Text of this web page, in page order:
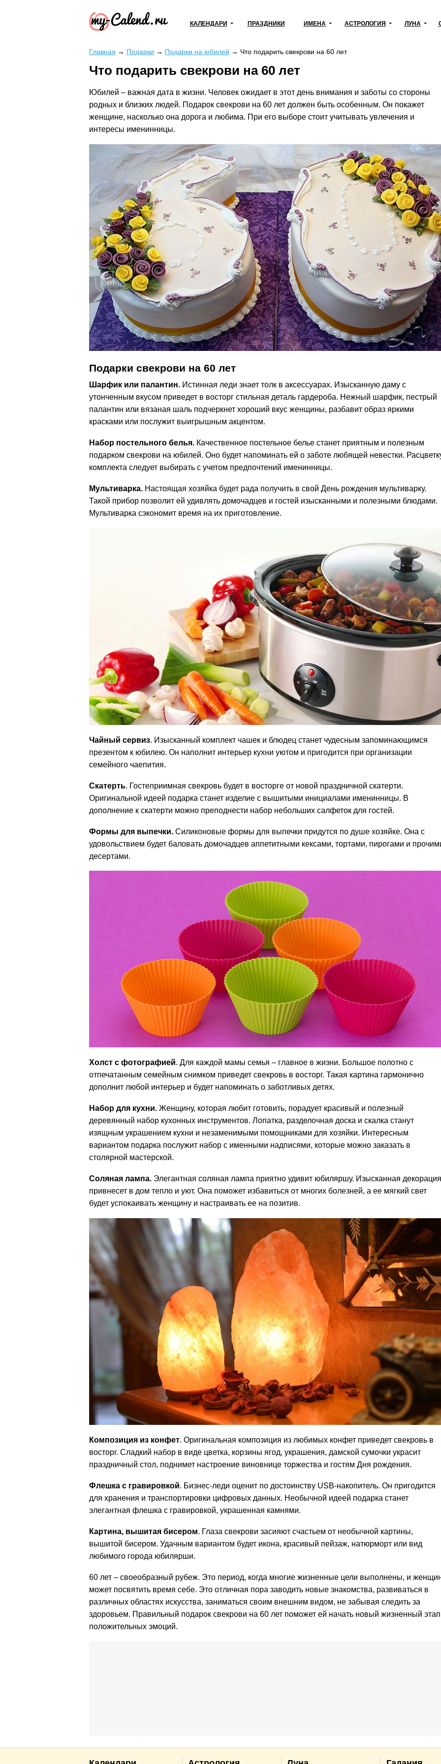
КАЛЕНДАРИ ПРАЗДНИКИ ИМЕНА АСТРОЛОГИЯ ЛУНА
Главная → Подарки → Подарки на юбилей → Что подарить свекрови на 60 лет
Что подарить свекрови на 60 лет
Юбилей – важная дата в жизни. Человек ожидает в этот день внимания и заботы со стороны
родных и близких людей. Подарок свекрови на 60 лет должен быть особенным. Он покажет
женщине, насколько она дорога и любима. При его выборе стоит учитывать увлечения и
интересы именинницы.
Подарки свекрови на 60 лет
Шарфик или палантин. Истинная леди знает толк в аксессуарах. Изысканную даму с
утонченным вкусом приведет в восторг стильная деталь гардероба. Нежный шарфик, пестрый
палантин или вязаная шаль подчеркнет хороший вкус женщины, разбавит образ яркими
красками или послужит выигрышным акцентом.
Набор постельного белья. Качественное постельное белье станет приятным и полезным
подарком свекрови на юбилей. Оно будет напоминать ей о заботе любящей невестки.
комплекта следует выбирать с учетом предпочтений именинницы.
Мультиварка. Настоящая хозяйка будет рада получить в свой День рождения мультиварку.
Такой прибор позволит ей удивлять домочадцев и гостей изысканными и полезными блюдами.
Мультиварка сэкономит время на их приготовление.
Чайный сервиз. Изысканный комплект чашек и блюдец станет чудесным запоминающимся
презентом к юбилею. Он наполнит интерьер кухни уютом и пригодится при организации
семейного чаепития.
Скатерть. Гостеприимная свекровь будет в восторге от новой праздничной скатерти.
Оригинальной идеей подарка станет изделие с вышитыми инициалами именинницы. В
дополнение к скатерти можно преподнести набор небольших салфеток для гостей.
Формы для выпечки. Силиконовые формы для выпечки придутся по душе хозяйке. Она с
удовольствием будет баловать домочадцев аппетитными кексами, тортами, пирогами и
десертами.
Холст с фотографией. Для каждой мамы семья – главное в жизни. Большое полотно с
отпечатанным семейным снимком приведет свекровь в восторг. Такая картина гармонично
дополнит любой интерьер и будет напоминать о заботливых детях.
Набор для кухни. Женщину, которая любит готовить, порадует красивый и полезный
деревянный набор кухонных инструментов. Лопатка, разделочная доска и скалка станут
изящным украшением кухни и незаменимыми помощниками для хозяйки. Интересным
вариантом подарка послужит набор с именными надписями, которые можно заказать в
столярной мастерской.
Соляная лампа. Элегантная соляная лампа приятно удивит юбиляршу. Изысканная декорация
привнесет в дом тепло и уют. Она поможет избавиться от многих болезней, а ее мягкий свет
будет успокаивать женщину и настраивать ее на позитив.
Композиция из конфет. Оригинальная композиция из любимых конфет приведет свекровь в
восторг. Сладкий набор в виде цветка, корзины ягод, украшения, дамской сумочки украсит
праздничный стол, поднимет настроение виновнице торжества и гостям Дня рождения.
Флешка с гравировкой. Бизнес-леди оценит по достоинству USB-накопитель. Он пригодится
для хранения и транспортировки цифровых данных. Необычной идеей подарка станет
элегантная флешка с гравировкой, украшенная камнями.
Картина, вышитая бисером. Глаза свекрови засияют счастьем от необычной картины,
вышитой бисером. Удачным вариантом будет икона, красивый пейзаж, натюрморт или вид
любимого города юбилярши.
60 лет – своеобразный рубеж. Это период, когда многие жизненные цели выполнены, и
может посвятить время себе. Это отличная пора заводить новые знакомства, развиваться в
различных областях искусства, заниматься своим внешним видом, не забывая следить за
здоровьем. Правильный подарок свекрови на 60 лет поможет ей начать новый жизненный
положительных эмоций.